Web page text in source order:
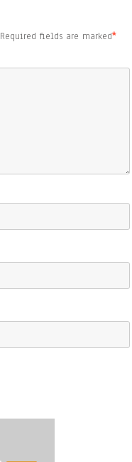
Required fields are marked*